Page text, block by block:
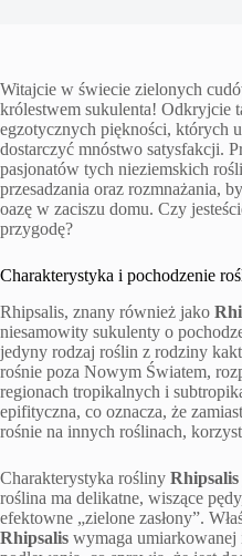
Witajcie w świecie zielonych
królestwem sukulenta! Odkryjcie
egzotycznych piękności, których
dostarczyć mnóstwo satysfakcji.
pasjonatów tych nieziemskich
przesadzania oraz rozmnażania,
oazę w zaciszu domu. Czy
przygodę?
Charakterystyka i pochodzenie
Rhipsalis, znany również jako
niesamowity sukulenty o
jedyny rodzaj roślin z rodziny
rośnie poza Nowym Światem,
regionach tropikalnych i
epifityczna, co oznacza, że
rośnie na innych roślinach,
Charakterystyka rośliny Rhipsalis
roślina ma delikatne, wiszące
efektowne „zielone zasłony”.
Rhipsalis wymaga umiarkowanej